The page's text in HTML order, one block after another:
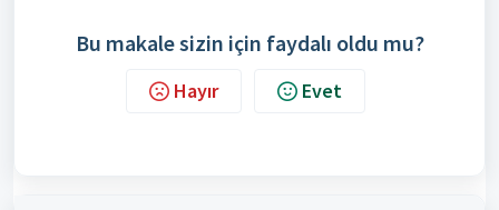
Bu makale sizin için faydalı oldu mu?
Hayır Evet